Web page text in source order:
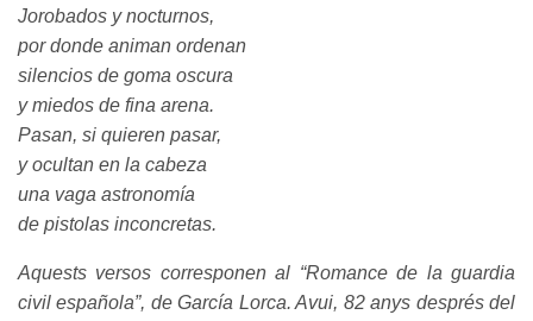
Jorobados y nocturnos,
por donde animan ordenan
silencios de goma oscura
y miedos de fina arena.
Pasan, si quieren pasar,
y ocultan en la cabeza
una vaga astronomía
de pistolas inconcretas.
Aquests versos corresponen al “Romance de la guardia
civil española”, de García Lorca. Avui, 82 anys després del